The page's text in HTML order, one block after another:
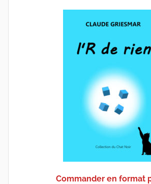
Commander en format